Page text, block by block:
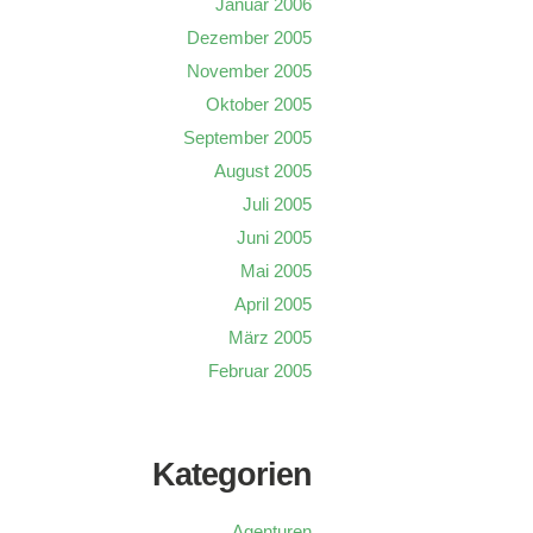
Dezember 2005
November 2005
Oktober 2005
September 2005
August 2005
Juli 2005
Juni 2005
Mai 2005
April 2005
März 2005
Februar 2005
Kategorien